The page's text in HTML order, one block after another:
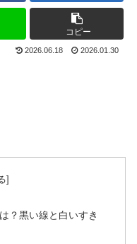
コピー
2026.06.18 2026.01.30
？黒い線と白いすき